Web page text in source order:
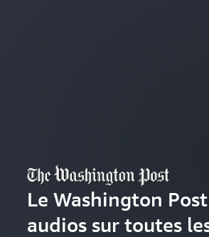
Le Washington
audios sur toutes